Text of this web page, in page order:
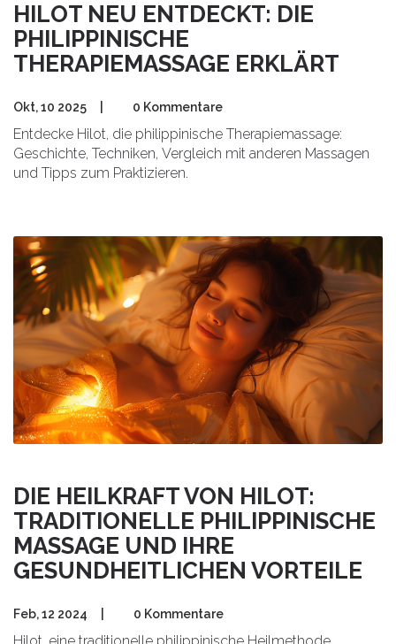
HILOT NEU ENTDECKT: DIE
PHILIPPINISCHE
THERAPIEMASSAGE ERKLÄRT
Okt, 10 2025 0 Kommentare
Entdecke Hilot, die philippinische Therapiemassage:
Geschichte, Techniken, Vergleich mit anderen Massagen
und Tipps zum Praktizieren.
DIE HEILKRAFT VON HILOT:
TRADITIONELLE PHILIPPINISCHE
MASSAGE UND IHRE
GESUNDHEITLICHEN VORTEILE
Feb, 12 2024 0 Kommentare